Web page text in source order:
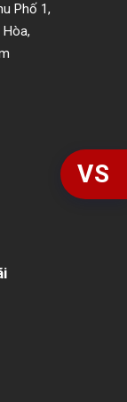
Phố 1,
VS